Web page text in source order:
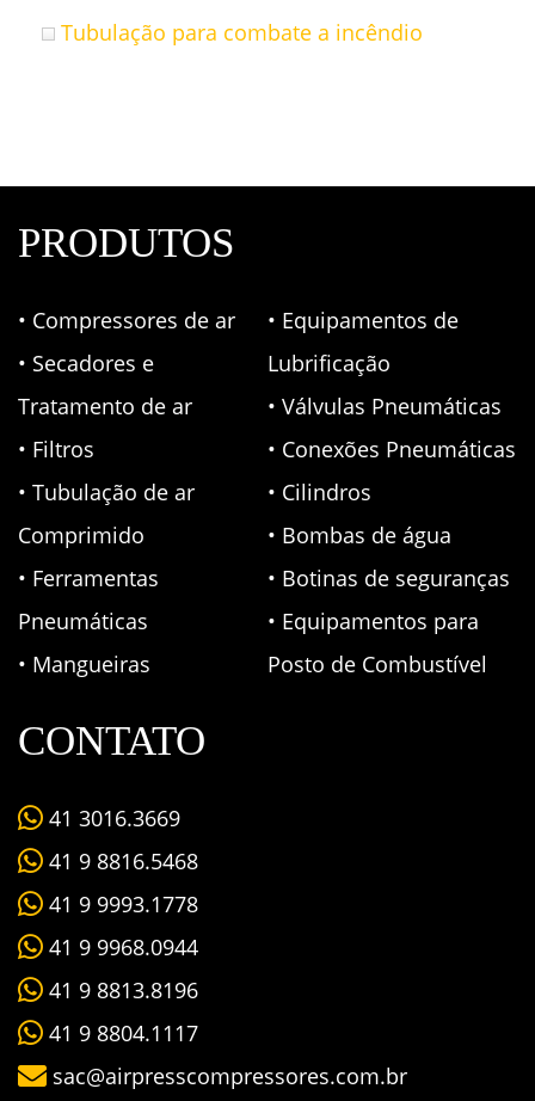
Tubulação para combate a incêndio
PRODUTOS
• Compressores de ar
• Secadores e
Tratamento de ar
• Filtros
• Tubulação de ar
Comprimido
• Ferramentas
Pneumáticas
• Mangueiras
• Equipamentos de
Lubrificação
• Válvulas Pneumáticas
• Conexões Pneumáticas
• Cilindros
• Bombas de água
• Botinas de seguranças
• Equipamentos para
Posto de Combustível
CONTATO
41 3016.3669
41 9 8816.5468
41 9 9993.1778
41 9 9968.0944
41 9 8813.8196
41 9 8804.1117
sac@airpresscompressores.com.br